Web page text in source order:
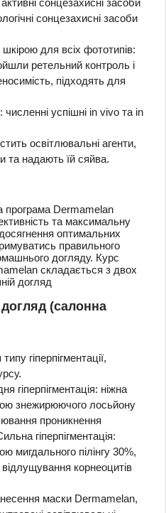
сонцезахисні засоби
сонцезахисні засоби
для всіх фототипів:
ретельний контроль і
підходять для
успішні in vivo та in
освітлювальні агенти,
та надають їй сяйва.
програма Dermamelan
та максимальну
оптимальних
правильного
догляду. Курс
складається з двох
догляд
(салонна
гіперпігментації,
гіперпігментація: ніжна
знежирюючого лосьйону
проникнення
гіперпігментація:
мигдального пілінгу 30%,
корнеоцитів
маски Dermamelan,